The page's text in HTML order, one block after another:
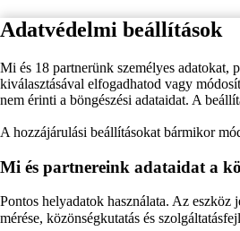
Adatvédelmi beállítások
Mi és 18 partnerünk személyes adatokat,
kiválasztásával elfogadhatod vagy
nem érinti a böngészési adataidat. A
A hozzájárulási beállításokat bármikor
Mi és partnereink adataidat a
Pontos helyadatok használata. Az eszköz
mérése, közönségkutatás és